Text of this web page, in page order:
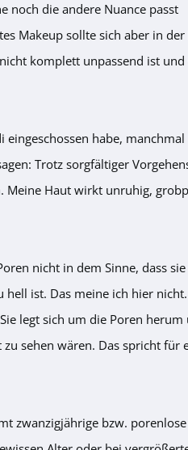
noch die andere Nuance passt
Makeup sollte sich aber in der
komplett unpassend ist und
eingeschossen habe, manchmal
Trotz sorgfältiger
Meine Haut wirkt unruhig,
nicht in dem Sinne, dass
hell ist. Das meine ich hier
legt sich um die Poren herum
sehen wären. Das spricht für
zwanzigjährige bzw.